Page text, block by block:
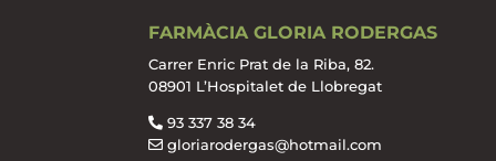
FARMÀCIA GLORIA RODERGAS
Carrer Enric Prat de la Riba, 82.
08901 L’Hospitalet de Llobregat
93 337 38 34
gloriarodergas@hotmail.com